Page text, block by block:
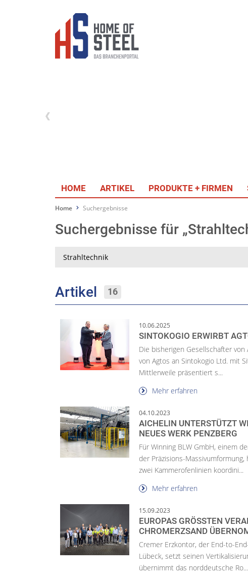
HOME ARTIKEL PRODUKTE + FIRMEN
Home Suchergebnisse
Suchergebnisse für
Artikel 16
10.06.2025
SINTOKOGIO ERWIRBT
Die bisherigen Gesellschafter
von Agtos an Sintokogio Ltd. mit
Mittlerweile präsentiert s...
Mehr erfahren
04.10.2023
AICHELIN UNTERSTÜTZT
NEUES WERK PENZBERG
Für Winning BLW GmbH, einem
der Präzisions-Massivumformung,
zwei Kammerofenlinien koordini...
Mehr erfahren
15.09.2023
EUROPAS GRÖSSTEN
HROMERZSAND
Cremer Erzkontor, der End-to-
Lübeck, setzt seinen
übernimmt das norddeutsche Ro...